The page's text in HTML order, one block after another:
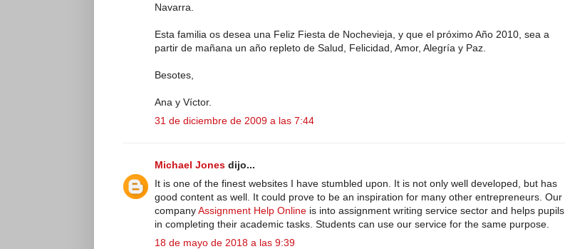
Navarra.
Esta familia os desea una Feliz Fiesta de Nochevieja, y que el próximo Año 2010, sea a
partir de mañana un año repleto de Salud, Felicidad, Amor, Alegría y Paz.
Besotes,
Ana y Víctor.
31 de diciembre de 2009 a las 7:44
Michael Jones dijo...
It is one of the finest websites I have stumbled upon. It is not only well developed, but has
good content as well. It could prove to be an inspiration for many other entrepreneurs. Our
companyAssignment Help Online is into assignment writing service sector and helps pupils
in completing their academic tasks. Students can use our service for the same purpose.
18 de mayo de 2018 a las 9:39